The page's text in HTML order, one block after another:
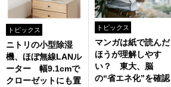
トピックス
ニトリの小型除湿
機、ほぼ無線LANル
ーター 幅9.1cmで
クローゼットにも置
トピックス
マンガは紙で読んだ
ほうが理解しやす
い？ 東大、脳
の“省エネ化”を確認